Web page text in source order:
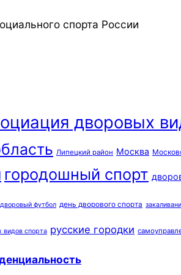
спорта России
дворовых
Липецкий район Москва
городошный спорт
дворовый футбол день дворового спорта
видов спорта русские городки